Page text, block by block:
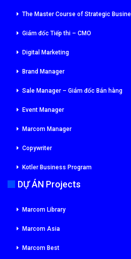
The Master Course of Strategic
Giám đốc Tiếp thi – CMO
Digital Marketing
Brand Manager
Sale Manager – Giám đốc Bán hàng
Event Manager
Marcom Manager
Copywriter
Kotler Business Program
DỰ ÁN Projects
Marcom Library
Marcom Asia
Marcom Best